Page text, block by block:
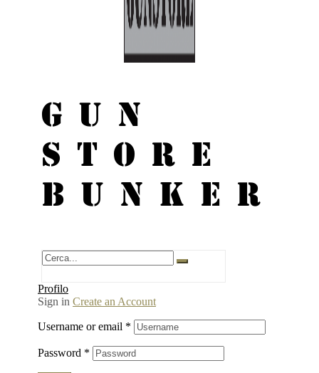
GUN
STORE
BUNKER
Profilo
Sign in Create an Account
Username or email *
Password *